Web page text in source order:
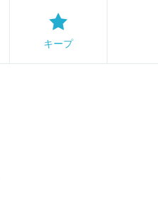
キープ